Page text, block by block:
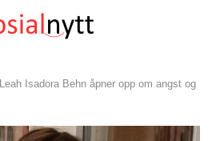
Leah Isadora Behn åpner opp om angst og